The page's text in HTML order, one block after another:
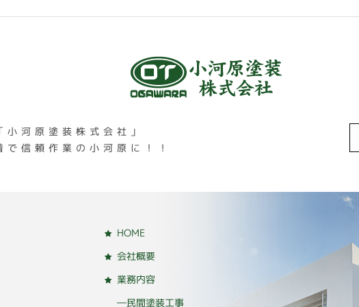
河原塗装株式会社」
信頼作業の小河原に！！
HOME
会社概要
業務内容
―民間塗装工事